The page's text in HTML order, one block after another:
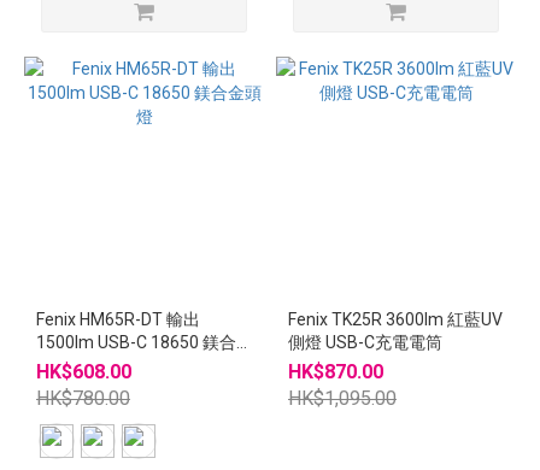
Fenix HM65R-DT 輸出
1500lm USB-C 18650 鎂合
金頭燈
HK$608.00
HK$780.00
Fenix TK25R 3600lm 紅藍UV
側燈 USB-C充電電筒
HK$870.00
HK$1,095.00